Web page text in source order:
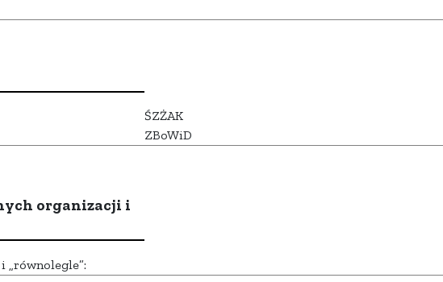
ŚZŻAK
ZBoWiD
organizacji i
„równolegle”: